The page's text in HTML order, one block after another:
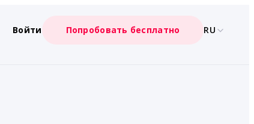
Войти Попробовать бесплатно RU